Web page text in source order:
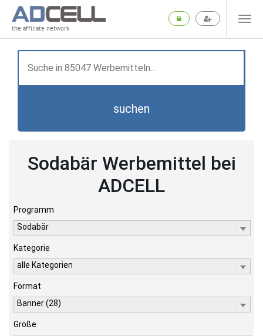
the affiliate network
suchen
Sodabär Werbemittel bei
ADCELL
Programm
Sodabär
Kategorie
alle Kategorien
Format
Banner (28)
Größe